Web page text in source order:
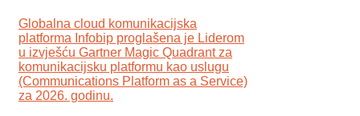
Globalna cloud komunikacijska
platforma Infobip proglašena je Liderom
u izvješću Gartner Magic Quadrant za
komunikacijsku platformu kao uslugu
(Communications Platform as a Service)
za 2026. godinu.